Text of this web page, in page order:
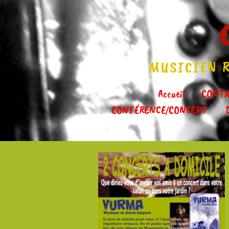
MUSICIEN
Accueil
CONFÉRENCE/CONCERT